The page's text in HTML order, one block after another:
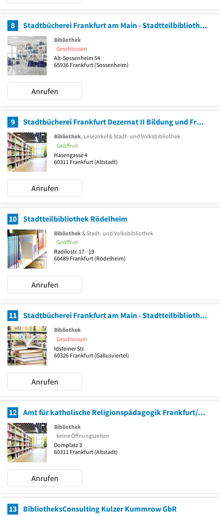
8 Stadtbücherei Frankfurt am Main - Stadtteilbibliothek Sossenheim
Bibliothek
Geschlossen
Alt-Sossenheim 54
65936 Frankfurt (Sossenheim)
Anrufen
9 Stadtbücherei Frankfurt Dezernat II Bildung und Frauen
Bibliothek, Lesezirkel & Stadt- und Volksbibliothek
Geöffnet
Hasengasse 4
60311 Frankfurt (Altstadt)
Anrufen
10 Stadtteilbibliothek Rödelheim
Bibliothek & Stadt- und Volksbibliothek
Geöffnet
Radilostr. 17 - 19
60489 Frankfurt (Rödelheim)
Anrufen
11 Stadtbücherei Frankfurt am Main - Stadtteilbibliothek Gallus
Bibliothek
Geschlossen
Idsteiner Str.
60326 Frankfurt (Gallusviertel)
Anrufen
12 Amt für katholische Religionspädagogik Frankfurt/Hochtaunus
Bibliothek
keine Öffnungszeiten
Domplatz 3
60311 Frankfurt (Altstadt)
Anrufen
13 BibliotheksConsulting Kulzer Kummrow GbR